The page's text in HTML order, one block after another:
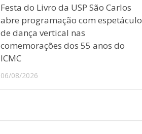
Festa do Livro da USP São Carlos
abre programação com espetáculo
de dança vertical nas
comemorações dos 55 anos do
ICMC
06/08/2026